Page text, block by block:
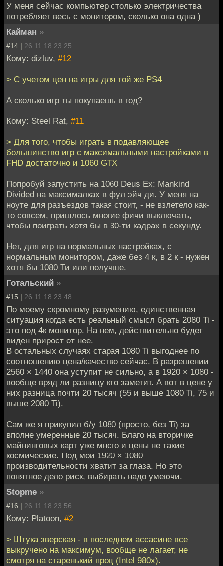
У меня сейчас компьютер столько электричества
потребляет весь с монитором, сколько она одна )
Кайман »
#14 | 26.11.18 23:25
Кому: dizluv, #12
> С учетом цен на игры для той же PS4
А сколько игр ты покупаешь в год?
Кому: Steel Rat, #11
> Для того, чтобы играть в подавляющее
большинство игр с максимальными настройками в
FHD достаточно и 1060 GTX
Попробуй запустить на 1060 Deus Ex: Mankind
Divided на максималках в фул эйч ди. У меня на
ноуте для разъездов такая стоит, - не взлетело как-
то совсем, пришлось многие фичи выключать,
чтобы поиграть хотя бы в 30-ти кадрах в секунду.
Нет, для игр на нормальных настройках, с
нормальным монитором, даже без 4 к, в 2 к - нужен
хотя бы 1080 Ти или получше.
Готальский »
#15 | 26.11.18 23:48
По моему скромному разумению, единственная
ситуация когда есть реальный смысл брать 2080 Ti -
это под 4к монитор. На нем, действительно будет
виден прирост от нее.
В остальных случаях старая 1080 Ti выгоднее по
соотношению цена/качество сейчас. В разрешении
2560 × 1440 она уступит не сильно, а в 1920 × 1080 -
вообще вряд ли разницу кто заметит. А вот в цене у
них разница почти 20 тысяч (55 и выше 1080 Ti, 75 и
выше 2080 Ti).
Сам же я прикупил б/у 1080 (просто, без Ti) за
вполне умеренные 20 тысяч. Благо на вторичке
майнинговых карт уже много и цены не такие
космические. Под мои 1920 × 1080
производительности хватит за глаза. Но это
понятное дело риск, выбирать надо умеючи.
Stopme »
#16 | 26.11.18 23:56
Кому: Platoon, #2
> Штука зверская - в последнем ассасине все
выкручено на максимум, вообще не лагает, не
смотря на старенький проц (Intel 980х).